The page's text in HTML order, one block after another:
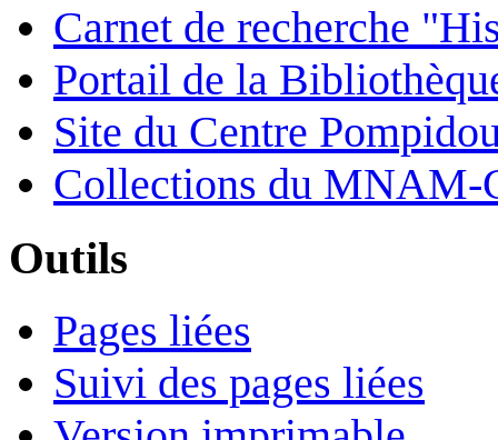
Carnet de recherche
Portail de la
Site du Centre
Collections du MNAM-
Outils
Pages liées
Suivi des pages liées